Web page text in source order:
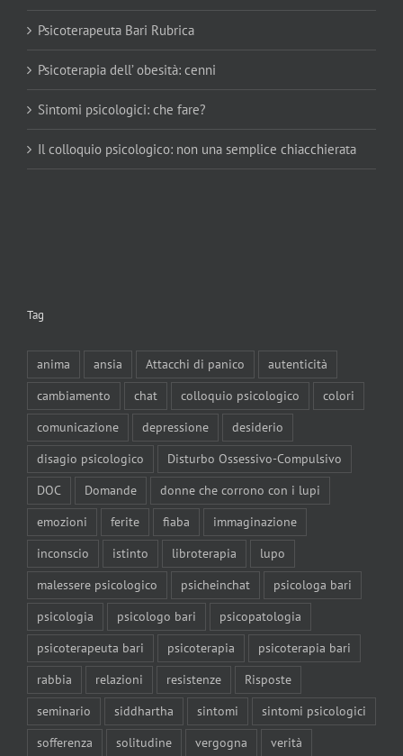
Psicoterapeuta Bari Rubrica
Psicoterapia dell’ obesità: cenni
Sintomi psicologici: che fare?
Il colloquio psicologico: non una semplice chiacchierata
Tag
anima ansia Attacchi di panico
autenticità
cambiamento
chat colloquio psicologico
colori
comunicazione
depressione
desiderio
disagio psicologico
Disturbo Ossessivo-Compulsivo
DOC
Domande
donne che corrono con i lupi
emozioni
ferite fiaba
immaginazione
inconscio
istinto libroterapia
lupo
malessere psicologico
psicheinchat
psicologa bari
psicologia
psicologo bari
psicopatologia
psicoterapeuta bari
psicoterapia
psicoterapia bari
rabbia
relazioni resistenze
Risposte
seminario
siddhartha sintomi
sintomi psicologici
sofferenza
solitudine vergogna verità